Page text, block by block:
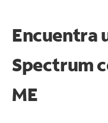
Encuentra
Spectrum
ME